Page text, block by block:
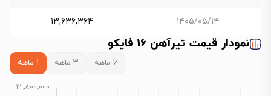
۱۴۰۵/۰۵/۱۴ 13,636,364
نمودار قیمت تیرآهن 16 فایکو
۶ ماهه ۳ ماهه ۱ ماهه